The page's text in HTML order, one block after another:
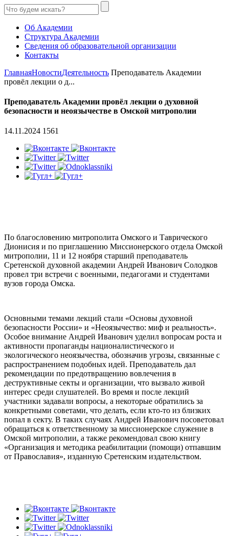
Об Академии
Структура Академии
Сведения об образовательной организации
Контакты
ГлавнаяНовостиДеятельность Преподаватель Академии
провёл лекции о д...
Преподаватель Академии провёл лекции о духовной
безопасности и неоязычестве в Омской митрополии
14.11.2024 1561
По благословению митрополита Омского и Таврического
Дионисия и по приглашению Миссионерского отдела Омской
митрополии, 11 и 12 ноября старший преподаватель
Сретенской духовной академии Андрей Иванович Солодков
провел три встречи с военными, педагогами и студентами
вузов города Омска.
Основными темами лекций стали «Основы духовной
безопасности России» и «Неоязычество: миф и реальность».
Особое внимание Андрей Иванович уделил вопросам роста и
активности пропаганды националистического и
экологического неоязычества, обозначив угрозы, связанные с
распространением подобных идей. Преподаватель дал
рекомендации по предотвращению вовлечения в
деструктивные секты и организации, что вызвало живой
интерес среди слушателей. Во время и после лекций
участники задавали вопросы, а некоторые обратились за
конкретными советами, что делать, если кто-то из близких
попал в секту. В таких случаях Андрей Иванович посоветовал
обращаться к ответственному за миссионерское служение в
Омской митрополии, а также рекомендовал свою книгу
«Организация и методика реабилитации (помощи) отпавшим
от Православия», изданную Сретенским издательством.